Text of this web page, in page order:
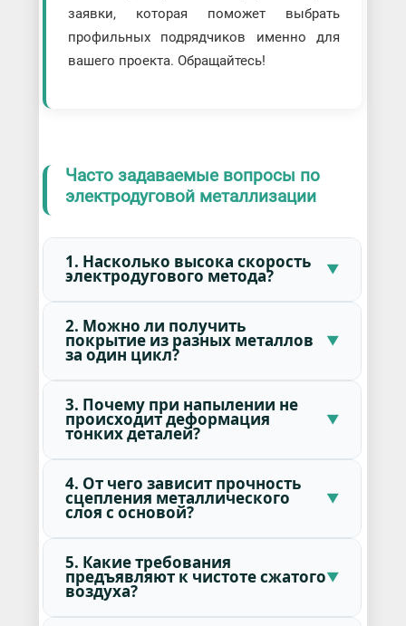
заявки, которая поможет выбрать
профильных подрядчиков именно для
вашего проекта. Обращайтесь!
Часто задаваемые вопросы по
электродуговой металлизации
1. Насколько высока скорость
электродугового метода?
2. Можно ли получить
покрытие из разных металлов
за один цикл?
3. Почему при напылении не
происходит деформация
тонких деталей?
4. От чего зависит прочность
сцепления металлического
слоя с основой?
5. Какие требования
предъявляют к чистоте сжатого
воздуха?